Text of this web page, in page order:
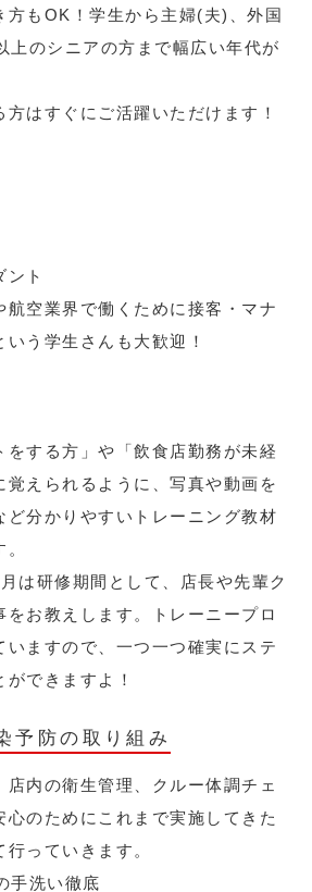
方もOK！学生から主婦(夫)、外国
上のシニアの方まで幅広い年代が
はすぐにご活躍いただけます！
ント
航空業界で働くために接客・マナ
う学生さんも大歓迎！
をする方」や「飲食店勤務が未経
覚えられるように、写真や動画を
ど分かりやすいトレーニング教材
は研修期間として、店長や先輩ク
をお教えします。トレーニープロ
いますので、一つ一つ確実にステ
できますよ！
予防の取り組み
店内の衛生管理、クルー体調チェ
心のためにこれまで実施してきた
っていきます。
手洗い徹底